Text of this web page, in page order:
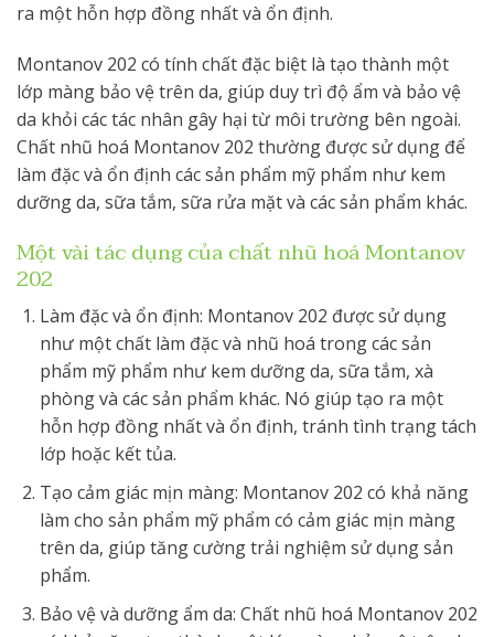
ra một hỗn hợp đồng nhất và ổn định.
Montanov 202 có tính chất đặc biệt là tạo thành một
lớp màng bảo vệ trên da, giúp duy trì độ ẩm và bảo vệ
da khỏi các tác nhân gây hại từ môi trường bên ngoài.
Chất nhũ hoá Montanov 202 thường được sử dụng để
làm đặc và ổn định các sản phẩm mỹ phẩm như kem
dưỡng da, sữa tắm, sữa rửa mặt và các sản phẩm khác.
Một vài tác dụng của chất nhũ hoá Montanov
202
Làm đặc và ổn định: Montanov 202 được sử dụng
như một chất làm đặc và nhũ hoá trong các sản
phẩm mỹ phẩm như kem dưỡng da, sữa tắm, xà
phòng và các sản phẩm khác. Nó giúp tạo ra một
hỗn hợp đồng nhất và ổn định, tránh tình trạng tách
lớp hoặc kết tủa.
Tạo cảm giác mịn màng: Montanov 202 có khả năng
làm cho sản phẩm mỹ phẩm có cảm giác mịn màng
trên da, giúp tăng cường trải nghiệm sử dụng sản
phẩm.
Bảo vệ và dưỡng ẩm da: Chất nhũ hoá Montanov 202